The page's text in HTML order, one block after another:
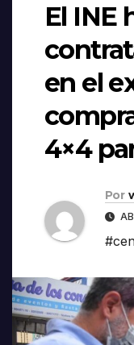
El INE
en el
4×4
Por